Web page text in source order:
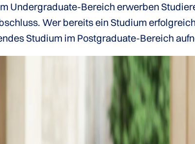
Undergraduate-Bereich erwerben
Wer bereits ein Studium
Studium im Postgraduate-Bereich